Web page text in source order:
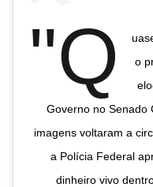
"Q
o
Governo no Senado
imagens voltaram a
a Polícia Federal
dinheiro vivo